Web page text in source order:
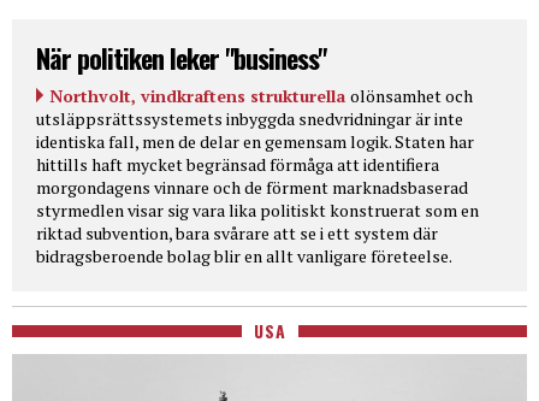
När politiken leker "business"
Northvolt, vindkraftens strukturella olönsamhet och
utsläppsrättssystemets inbyggda snedvridningar är inte
identiska fall, men de delar en gemensam logik. Staten har
hittills haft mycket begränsad förmåga att identifiera
morgondagens vinnare och de förment marknadsbaserad
styrmedlen visar sig vara lika politiskt konstruerat som en
riktad subvention, bara svårare att se i ett system där
bidragsberoende bolag blir en allt vanligare företeelse.
USA